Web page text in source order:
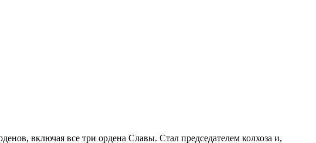
включая все три ордена Славы. Стал председателем колхоза и,